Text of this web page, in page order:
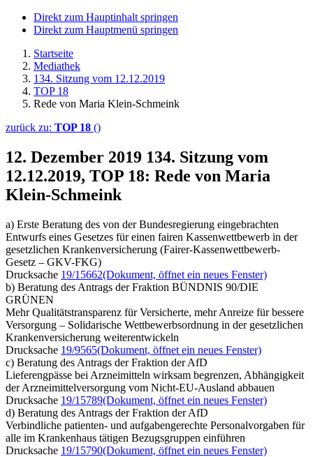
Direkt zum Hauptinhalt springen
Direkt zum Hauptmenü springen
Startseite
Mediathek
134. Sitzung vom 12.12.2019
TOP 18
Rede von Maria Klein-Schmeink
zurück zu: TOP 18 ()
12. Dezember 2019 134. Sitzung vom
12.12.2019, TOP 18: Rede von Maria
Klein-Schmeink
a) Erste Beratung des von der Bundesregierung eingebrachten
Entwurfs eines Gesetzes für einen fairen Kassenwettbewerb in der
gesetzlichen Krankenversicherung (Fairer-Kassenwettbewerb-
Gesetz – GKV-FKG)
Drucksache 19/15662(Dokument, öffnet ein neues Fenster)
b) Beratung des Antrags der Fraktion BÜNDNIS 90/DIE
GRÜNEN
Mehr Qualitätstransparenz für Versicherte, mehr Anreize für bessere
Versorgung – Solidarische Wettbewerbsordnung in der gesetzlichen
Krankenversicherung weiterentwickeln
Drucksache 19/9565(Dokument, öffnet ein neues Fenster)
c) Beratung des Antrags der Fraktion der AfD
Lieferengpässe bei Arzneimitteln wirksam begrenzen, Abhängigkeit
der Arzneimittelversorgung vom Nicht-EU-Ausland abbauen
Drucksache 19/15789(Dokument, öffnet ein neues Fenster)
d) Beratung des Antrags der Fraktion der AfD
Verbindliche patienten- und aufgabengerechte Personalvorgaben für
alle im Krankenhaus tätigen Bezugsgruppen einführen
Drucksache 19/15790(Dokument, öffnet ein neues Fenster)